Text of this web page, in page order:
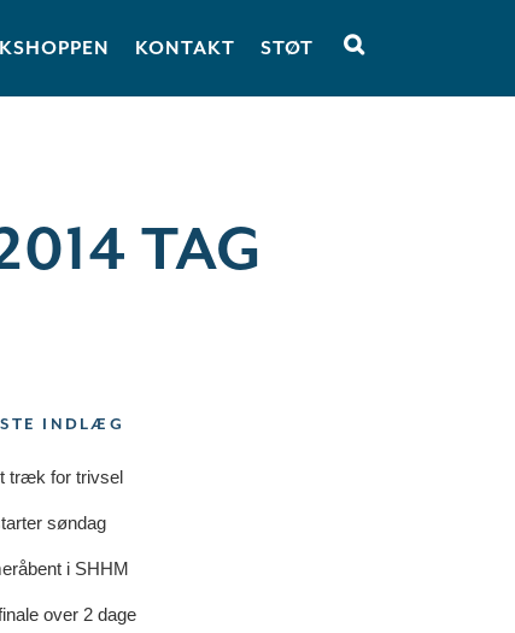
KONTAKT STØT
TAG
INDLÆG
træk for trivsel
søndag
i SHHM
over 2 dage